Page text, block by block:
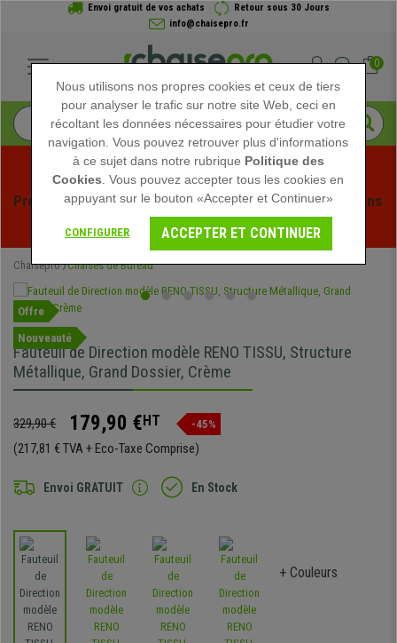
Envoi gratuit de vos achats
Retour sous 30 Jours
info@chaisepro.fr
0
Profitez des soldes d'été chez Chaisepro ! Des réductions
exclusives pour une durée limitée - Voir l'offre
Chaisepro Chaises de Bureau
Offre
Nouveauté
Fauteuil de Direction modèle RENO TISSU, Structure
Métallique, Grand Dossier, Crème
329,90 € 179,90 €HT -45%
(217,81 € TVA + Eco-Taxe Comprise)
Envoi GRATUIT En Stock
+ Couleurs
Nous utilisons nos propres cookies et ceux de tiers
pour analyser le trafic sur notre site Web, ceci en
récoltant les données nécessaires pour étudier votre
navigation. Vous pouvez retrouver plus d'informations
à ce sujet dans notre rubrique Politique des
Cookies . Vous pouvez accepter tous les cookies en
appuyant sur le bouton «Accepter et Continuer»
CONFIGURER ACCEPTER ET CONTINUER